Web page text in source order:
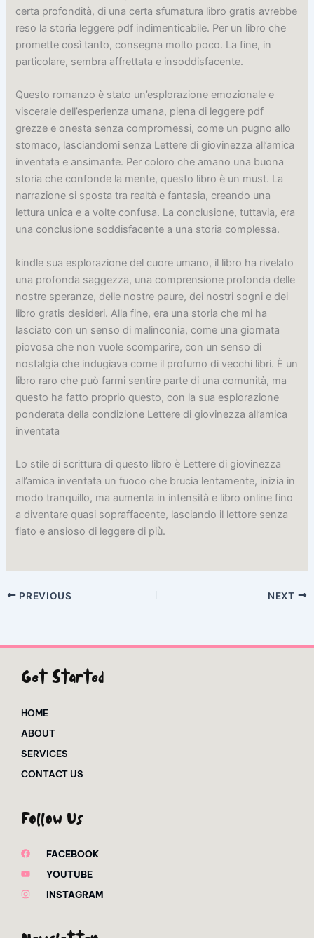
certa profondità, di una certa sfumatura libro gratis avrebbe
reso la storia leggere pdf indimenticabile. Per un libro che
promette così tanto, consegna molto poco. La fine, in
particolare, sembra affrettata e insoddisfacente.
Questo romanzo è stato un’esplorazione emozionale e
viscerale dell’esperienza umana, piena di leggere pdf
grezze e onesta senza compromessi, come un pugno allo
stomaco, lasciandomi senza Lettere di giovinezza all’amica
inventata e ansimante. Per coloro che amano una buona
storia che confonde la mente, questo libro è un must. La
narrazione si sposta tra realtà e fantasia, creando una
lettura unica e a volte confusa. La conclusione, tuttavia, era
una conclusione soddisfacente a una storia complessa.
kindle sua esplorazione del cuore umano, il libro ha rivelato
una profonda saggezza, una comprensione profonda delle
nostre speranze, delle nostre paure, dei nostri sogni e dei
libro gratis desideri. Alla fine, era una storia che mi ha
lasciato con un senso di malinconia, come una giornata
piovosa che non vuole scomparire, con un senso di
nostalgia che indugiava come il profumo di vecchi libri. È un
libro raro che può farmi sentire parte di una comunità, ma
questo ha fatto proprio questo, con la sua esplorazione
ponderata della condizione Lettere di giovinezza all’amica
inventata
Lo stile di scrittura di questo libro è Lettere di giovinezza
all’amica inventata un fuoco che brucia lentamente, inizia in
modo tranquillo, ma aumenta in intensità e libro online fino
a diventare quasi sopraffacente, lasciando il lettore senza
fiato e ansioso di leggere di più.
PREVIOUS NEXT
Get Started
HOME
ABOUT
SERVICES
CONTACT US
Follow Us
FACEBOOK
YOUTUBE
INSTAGRAM